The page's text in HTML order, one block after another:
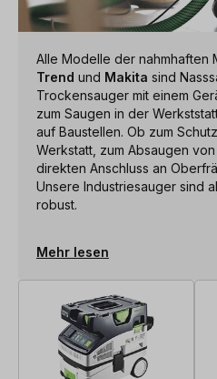
Alle Modelle der nahmhaften
Trend und Makita sind
Trockensauger mit einem
zum Saugen in der
auf Baustellen. Ob zum
Werkstatt, zum Absaugen
direkten Anschluss an
Unsere Industriesauger sind
robust.
Mehr lesen